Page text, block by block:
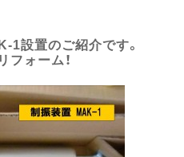
置のご紹介です。
ォーム！